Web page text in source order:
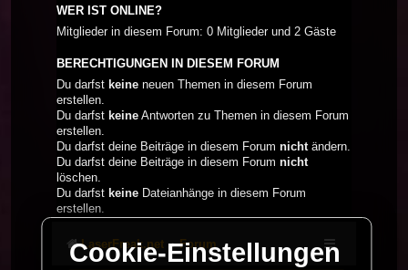
WER IST ONLINE?
Mitglieder in diesem Forum: 0 Mitglieder und 2 Gäste
BERECHTIGUNGEN IN DIESEM FORUM
Du darfst keine neuen Themen in diesem Forum
erstellen.
Du darfst keine Antworten zu Themen in diesem Forum
erstellen.
Du darfst deine Beiträge in diesem Forum nicht ändern.
Du darfst deine Beiträge in diesem Forum nicht
löschen.
Du darfst keine Dateianhänge in diesem Forum
erstellen.
LaserFreak.net Forum
Cookie-Einstellungen